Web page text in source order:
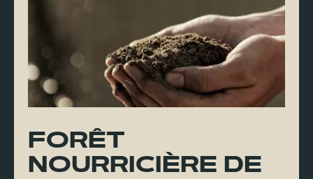
FORÊT
NOURRICIÈRE DE